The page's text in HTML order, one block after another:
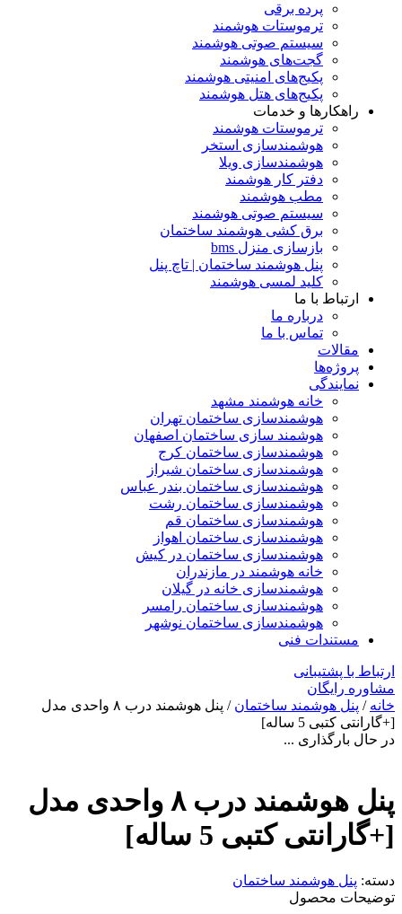
پرده برقی
ترموستات هوشمند
سیستم صوتی هوشمند
گجت‌های هوشمند
پکیج‌های امنیتی هوشمند
پکیج‌های هتل هوشمند
راهکارها و خدمات
ترموستات هوشمند
هوشمندسازی استخر
هوشمندسازی ویلا
دفتر کار هوشمند
مطب هوشمند
سیستم صوتی هوشمند
برق کشی هوشمند ساختمان
بازسازی منزل bms
پنل هوشمند ساختمان | تاچ پنل
کلید لمسی هوشمند
ارتباط با ما
درباره ما
تماس با ما
مقالات
پروژه‌ها
نمایندگی
خانه هوشمند مشهد
هوشمندسازی ساختمان تهران
هوشمند سازی ساختمان اصفهان
هوشمندسازی ساختمان کرج
هوشمندسازی ساختمان شیراز
هوشمندسازی ساختمان بندر عباس
هوشمندسازی ساختمان رشت
هوشمندسازی ساختمان قم
هوشمندسازی ساختمان اهواز
هوشمندسازی ساختمان در کیش
خانه هوشمند در مازندران
هوشمندسازی خانه در گیلان
هوشمندسازی ساختمان رامسر
هوشمندسازی ساختمان نوشهر
مستندات فنی
ارتباط با پشتیبانی
مشاوره رایگان
خانه / پنل هوشمند ساختمان
/ پنل هوشمند درب ۸ واحدی مدل
[+گارانتی کتبی 5 ساله]
در حال بارگذاری ...
پنل هوشمند درب ۸ واحدی مدل
[+گارانتی کتبی 5 ساله]
دسته: پنل هوشمند ساختمان
توضیحات محصول